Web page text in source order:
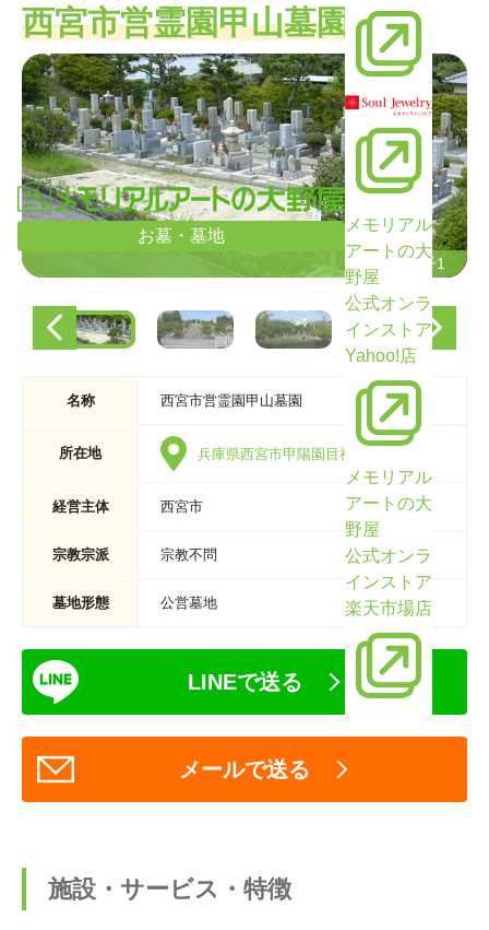
お墓・墓地
メモリアル
アートの大
野屋
公式オンラ
インストア
Yahoo!店
メモリアル
アートの大
野屋
公式オンラ
インストア
楽天市場店
西宮市営霊園甲山墓園
墓域の様子1
墓域の様子1
名称 西宮市営霊園甲山墓園
所在地 兵庫県西宮市甲陽園目神山町4-1
経営主体 西宮市
宗教宗派 宗教不問
墓地形態 公営墓地
LINEで送る
メールで送る
施設・サービス・特徴